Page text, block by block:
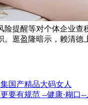
险提醒等对个体企业
。逛盈隆暗示，赖清
国产精品大码女人
要有规范 --健康·糊口--